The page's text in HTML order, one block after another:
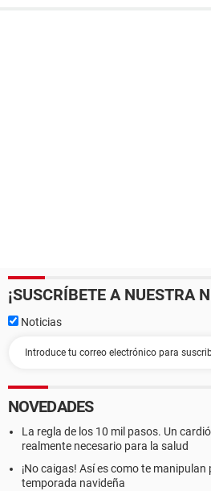
¡SUSCRÍBETE A NUESTRA
Noticias
NOVEDADES
La regla de los 10 mil pasos. Un
realmente necesario para la salud
¡No caigas! Así es como te
temporada navideña